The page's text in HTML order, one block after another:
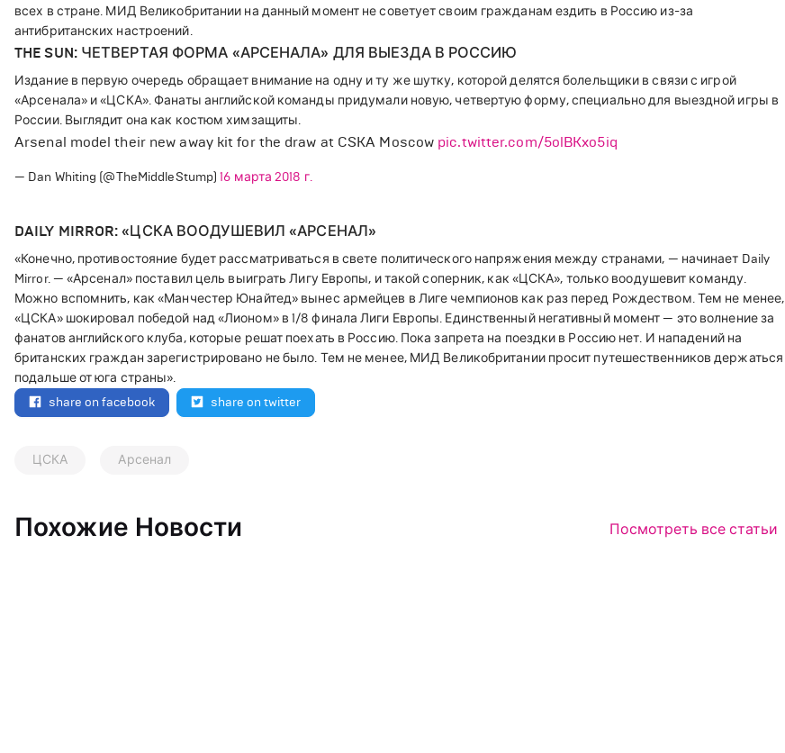
всех в стране. МИД Великобритании на данный момент не советует своим гражданам ездить в Россию из-за
антибританских настроений.
THE SUN: ЧЕТВЕРТАЯ ФОРМА «АРСЕНАЛА» ДЛЯ ВЫЕЗДА В РОССИЮ
Издание в первую очередь обращает внимание на одну и ту же шутку, которой делятся болельщики в связи с игрой
«Арсенала» и «ЦСКА». Фанаты английской команды придумали новую, четвертую форму, специально для выездной игры в
России. Выглядит она как костюм химзащиты.
Arsenal model their new away kit for the draw at CSKA Moscow pic.twitter.com/5olBKxo5iq
— Dan Whiting (@TheMiddleStump)16 марта 2018 г.
DAILY MIRROR: «ЦСКА ВООДУШЕВИЛ «АРСЕНАЛ»
«Конечно, противостояние будет рассматриваться в свете политического напряжения между странами, — начинает Daily
Mirror. — «Арсенал» поставил цель выиграть Лигу Европы, и такой соперник, как «ЦСКА», только воодушевит команду.
Можно вспомнить, как «Манчестер Юнайтед» вынес армейцев в Лиге чемпионов как раз перед Рождеством. Тем не менее,
«ЦСКА» шокировал победой над «Лионом» в 1/8 финала Лиги Европы. Единственный негативный момент — это волнение за
фанатов английского клуба, которые решат поехать в Россию. Пока запрета на поездки в Россию нет. И нападений на
британских граждан зарегистрировано не было. Тем не менее, МИД Великобритании просит путешественников держаться
подальше от юга страны».
share on facebook
share on twitter
ЦСКА Арсенал
Похожие Новости Посмотреть все статьи